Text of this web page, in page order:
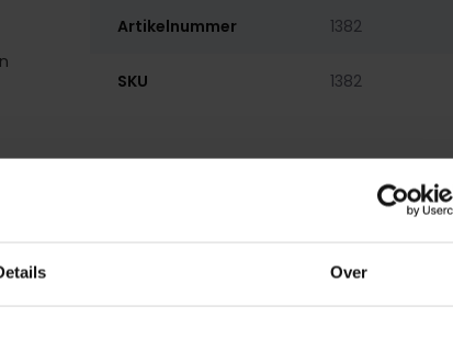
Over
Artikelnummer 1382
SKU 1382